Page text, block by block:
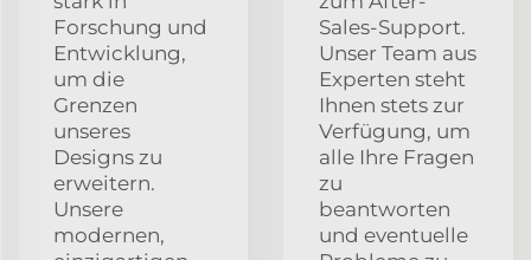
Forschung und
Entwicklung,
um die
Grenzen
unseres
Designs zu
erweitern.
Unsere
modernen,
Sales-Support.
Unser Team aus
Experten steht
Ihnen stets zur
Verfügung, um
alle Ihre Fragen
zu
beantworten
und eventuelle